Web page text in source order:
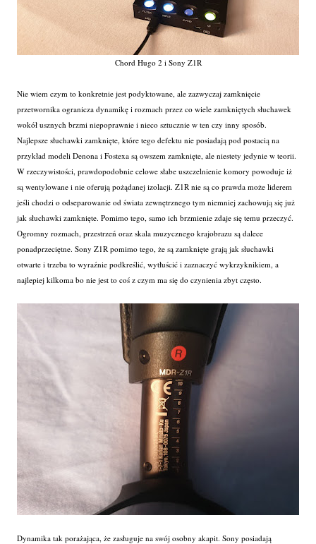
Chord Hugo 2 i Sony Z1R
Nie wiem czym to konkretnie jest podyktowane, ale zazwyczaj zamknięcie
przetwornika ogranicza dynamikę i rozmach przez co wiele zamkniętych słuchawek
wokół usznych brzmi niepoprawnie i nieco sztucznie w ten czy inny sposób.
Najlepsze słuchawki zamknięte, które tego defektu nie posiadają pod postacią na
przykład modeli Denona i Fostexa są owszem zamknięte, ale niestety jedynie w teorii.
W rzeczywistości, prawdopodobnie celowe słabe uszczelnienie komory powoduje iż
są wentylowane i nie oferują pożądanej izolacji. Z1R nie są co prawda może liderem
jeśli chodzi o odseparowanie od świata zewnętrznego tym niemniej zachowują się już
jak słuchawki zamknięte. Pomimo tego, samo ich brzmienie zdaje się temu przeczyć.
Ogromny rozmach, przestrzeń oraz skala muzycznego krajobrazu są dalece
ponadprzeciętne. Sony Z1R pomimo tego, że są zamknięte grają jak słuchawki
otwarte i trzeba to wyraźnie podkreślić, wytłuścić i zaznaczyć wykrzyknikiem, a
najlepiej kilkoma bo nie jest to coś z czym ma się do czynienia zbyt często.
Dynamika tak porażająca, że zasługuje na swój osobny akapit. Sony posiadają